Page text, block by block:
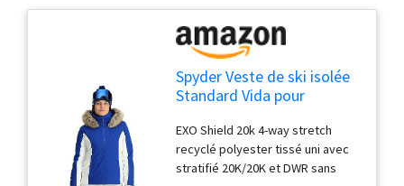
Spyder Veste de ski isolée
Standard Vida pour
EXO Shield 20k 4-way stretch
recyclé polyester tissé uni avec
stratifié 20K/20K et DWR sans